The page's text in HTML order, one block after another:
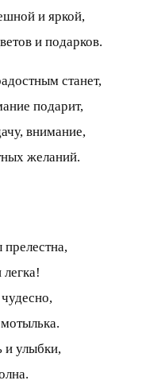
и яркой,
и подарков.
станет,
подарит,
внимание,
желаний.
легка!
и улыбки,